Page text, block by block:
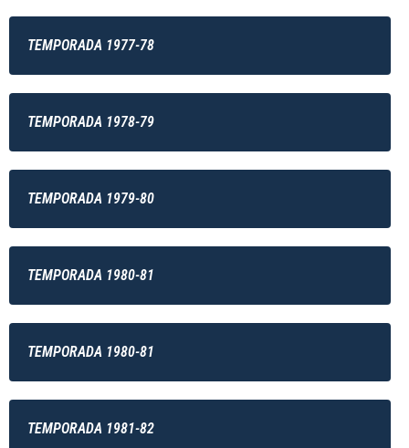
TEMPORADA 1977-78
TEMPORADA 1978-79
TEMPORADA 1979-80
TEMPORADA 1980-81
TEMPORADA 1980-81
TEMPORADA 1981-82